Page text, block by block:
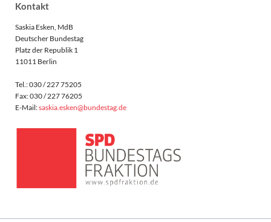
Kontakt
Saskia Esken, MdB
Deutscher Bundestag
Platz der Republik 1
11011 Berlin
Tel.: 030 / 227 75205
Fax: 030 / 227 76205
E-Mail:saskia.esken@bundestag.de